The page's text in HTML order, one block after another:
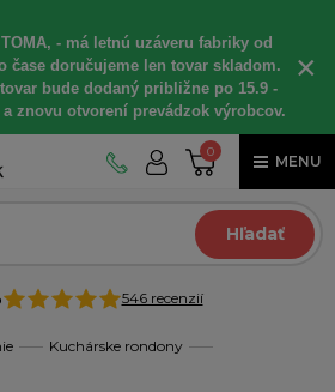
- má letnú uzáveru fabriky od
čase doručujeme len tovar skladom.
bude dodaný približne po 15.9 -
znovu otvorení prevádzok výrobcov.
×
0
MENU
Hľadať
546 recenzií
Kuchárske rondony